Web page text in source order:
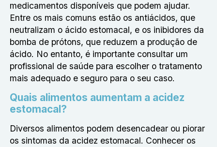
medicamentos disponíveis que podem ajudar.
Entre os mais comuns estão os antiácidos, que
neutralizam o ácido estomacal, e os inibidores da
bomba de prótons, que reduzem a produção de
ácido. No entanto, é importante consultar um
profissional de saúde para escolher o tratamento
mais adequado e seguro para o seu caso.
Quais alimentos aumentam a acidez
estomacal?
Diversos alimentos podem desencadear ou piorar
os sintomas da acidez estomacal. Conhecer os